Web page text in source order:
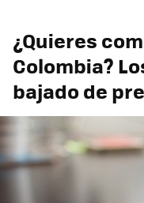
¿Quieres
Colombia?
bajado de